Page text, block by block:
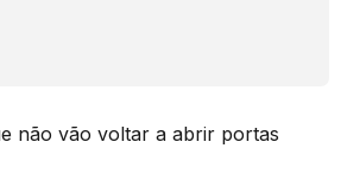
não vão voltar a abrir portas